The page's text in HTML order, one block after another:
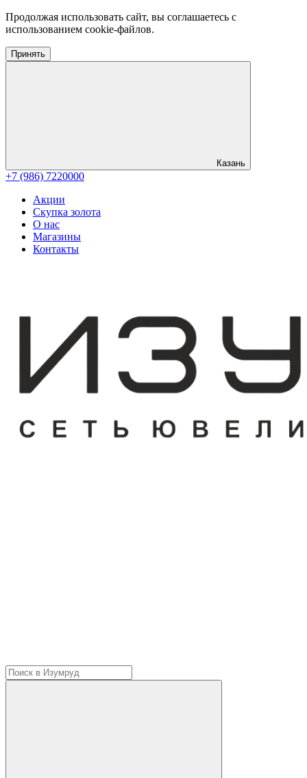
Продолжая использовать сайт, вы соглашаетесь с
использованием cookie-файлов.
Принять
Казань
+7 (986) 7220000
Акции
Скупка золота
О нас
Магазины
Контакты